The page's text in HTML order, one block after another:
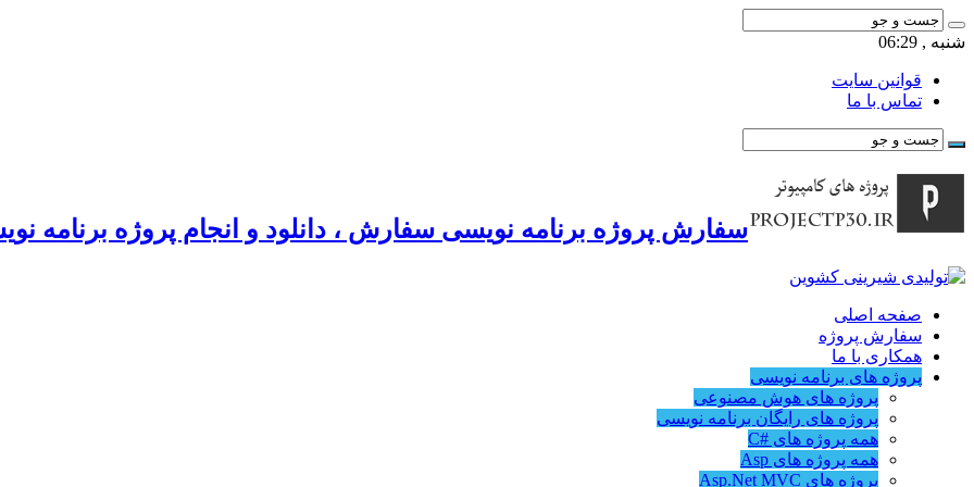
شنبه , 06:29
قوانین سایت
تماس با ما
سفارش پروژه برنامه نویسی سفارش ، دانلود و انجام پروژه برنامه
صفحه اصلی
سفارش پروژه
همکاری با ما
پروژه های برنامه نویسی
پروژه های هوش مصنوعی
پروژه های رایگان برنامه نویسی
همه پروژه های #C
همه پروژه های Asp
پروژه های Asp.Net MVC